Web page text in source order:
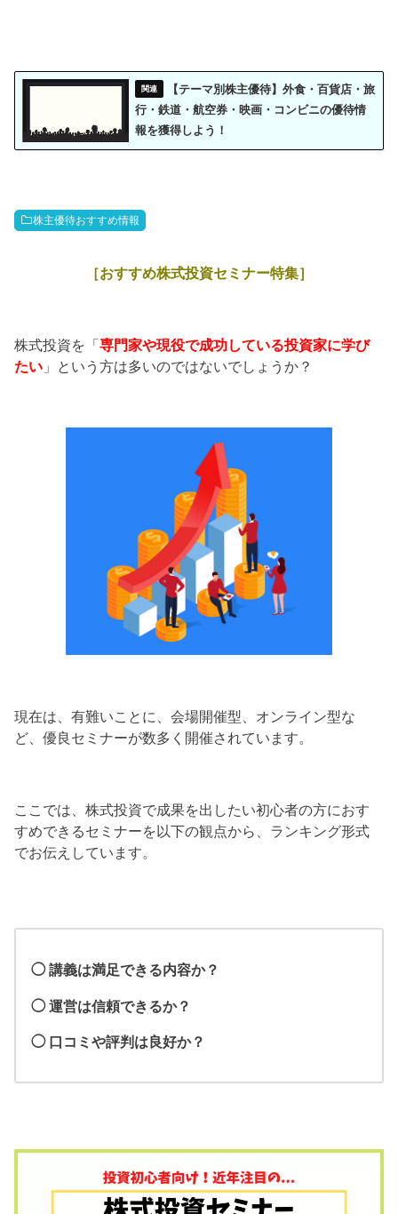
【テーマ別株主優待】外食・百貨店・旅
行・鉄道・航空券・映画・コンビニの優待情
報を獲得しよう！
株主優待おすすめ情報
［おすすめ株式投資セミナー特集］
株式投資を「専門家や現役で成功している投資家に学び
たい 」という方は多いのではないでしょうか？
現在は、有難いことに、会場開催型、オンライン型な
ど、優良セミナーが数多く開催されています。
ここでは、株式投資で成果を出したい初心者の方におす
すめできるセミナーを以下の観点から、ランキング形式
でお伝えしています。
◯ 講義は満足できる内容か？
◯ 運営は信頼できるか？
◯ 口コミや評判は良好か？